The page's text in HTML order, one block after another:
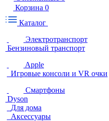
Корзина 0
Каталог
Электротранспорт
Бензиновый транспорт
Apple
Игровые консоли и VR очки
Смартфоны
Dyson
Для дома
Аксессуары